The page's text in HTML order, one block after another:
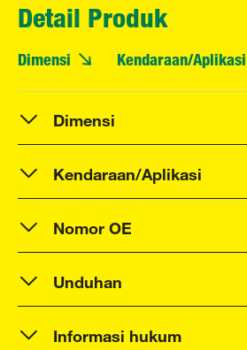
Detail Produk
Dimensi Kendaraan/Aplikasi
Dimensi
Kendaraan/Aplikasi
Nomor OE
Unduhan
Informasi hukum